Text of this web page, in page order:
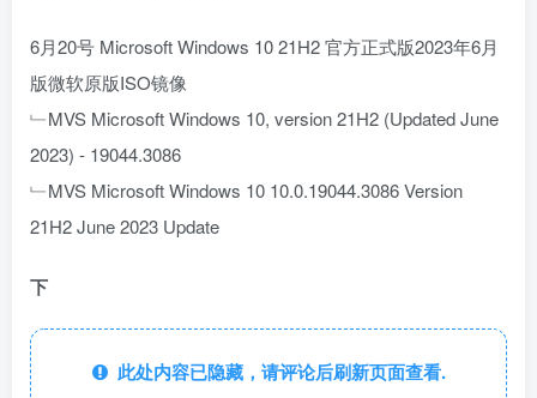
6月20号 Microsoft Windows 10 21H2 官方正式版2023年6月
版微软原版ISO镜像
﹂MVS Microsoft Windows 10, version 21H2 (Updated June
2023) - 19044.3086
﹂MVS Microsoft Windows 10 10.0.19044.3086 Version
21H2 June 2023 Update
下
此处内容已隐藏，请评论后刷新页面查看.